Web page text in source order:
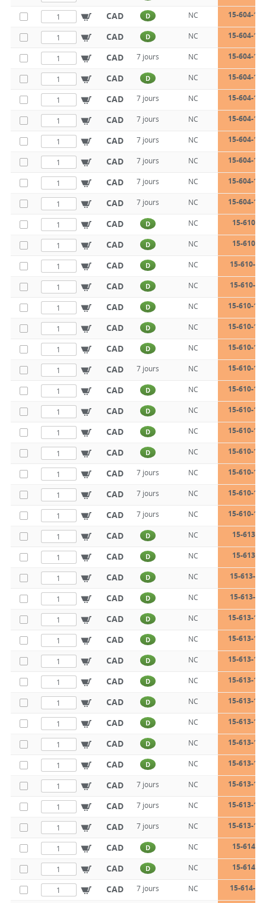
CAD
D NC 15-604-
CAD D NC 15-604-
CAD 7 jours NC 15-604-
CAD D NC 15-604-
CAD 7 jours NC 15-604-
CAD 7 jours NC 15-604-
CAD 7 jours NC 15-604-
CAD 7 jours NC 15-604-
CAD 7 jours NC 15-604-
CAD 7 jours NC 15-604-
CAD D NC 15-610-
CAD D NC 15-610-
CAD D NC 15-610-8-
CAD D NC 15-610-
CAD D NC 15-610-
CAD D NC 15-610-
CAD D NC 15-610-
CAD 7 jours NC 15-610-
CAD D NC 15-610-
CAD D NC 15-610-
CAD D NC 15-610-
CAD D NC 15-610-
CAD 7 jours NC 15-610-
CAD 7 jours NC 15-610-
CAD 7 jours NC 15-610-
CAD D NC 15-613-
CAD D NC 15-613-
CAD D NC 15-613-8-
CAD D NC 15-613-
CAD D NC 15-613-
CAD D NC 15-613-
CAD D NC 15-613-
CAD D NC 15-613-
CAD D NC 15-613-
CAD D NC 15-613-
CAD D NC 15-613-
CAD D NC 15-613-
CAD 7 jours NC 15-613-
CAD 7 jours NC 15-613-
CAD 7 jours NC 15-613-
CAD D NC 15-614-
CAD D NC 15-614-
CAD 7 jours NC 15-614-8-